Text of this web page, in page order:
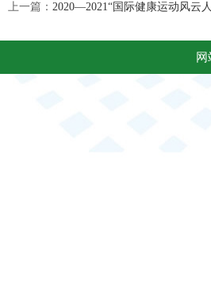
上一篇： 2020—2021“国际健康运动风云